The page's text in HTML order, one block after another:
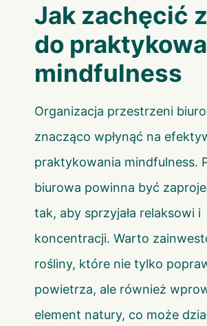
Jak zachęcić
do
mindfulness
Organizacja przestrzeni
znacząco wpłynąć na
praktykowania mindfulness.
biurowa powinna być
tak, aby sprzyjała relaksowi i
koncentracji. Warto
rośliny, które nie tylko
powietrza, ale również
element natury, co może